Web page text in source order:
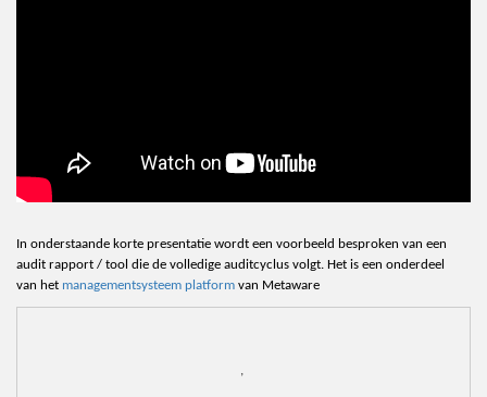
In onderstaande korte presentatie wordt een voorbeeld besproken van een
audit rapport / tool die de volledige auditcyclus volgt. Het is een onderdeel
van het managementsysteem platform van Metaware
,